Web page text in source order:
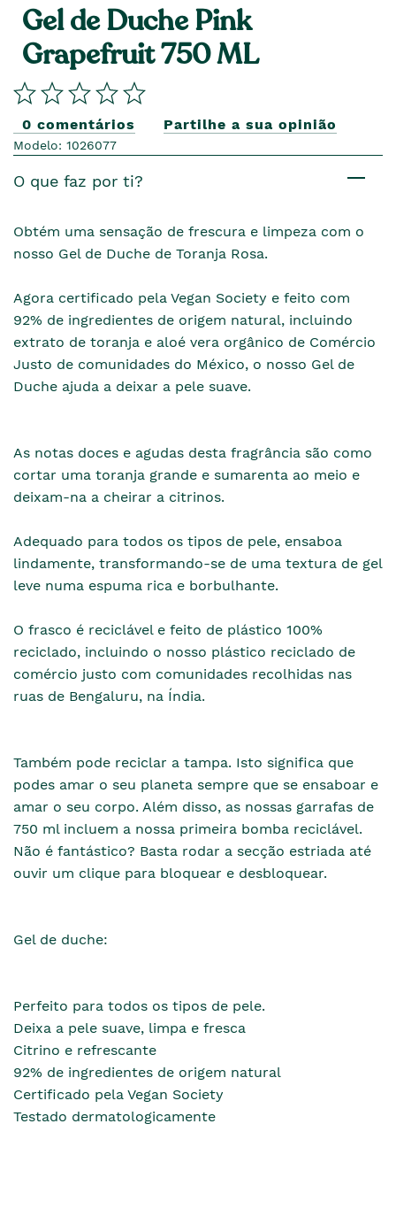
Gel de Duche Pink
Grapefruit 750 ML
0 comentários Partilhe a sua opinião
Modelo: 1026077
O que faz por ti?
Obtém uma sensação de frescura e limpeza com o
nosso Gel de Duche de Toranja Rosa.
Agora certificado pela Vegan Society e feito com
92% de ingredientes de origem natural, incluindo
extrato de toranja e aloé vera orgânico de Comércio
Justo de comunidades do México, o nosso Gel de
Duche ajuda a deixar a pele suave.
As notas doces e agudas desta fragrância são como
cortar uma toranja grande e sumarenta ao meio e
deixam-na a cheirar a citrinos.
Adequado para todos os tipos de pele, ensaboa
lindamente, transformando-se de uma textura de gel
leve numa espuma rica e borbulhante.
O frasco é reciclável e feito de plástico 100%
reciclado, incluindo o nosso plástico reciclado de
comércio justo com comunidades recolhidas nas
ruas de Bengaluru, na Índia.
Também pode reciclar a tampa. Isto significa que
podes amar o seu planeta sempre que se ensaboar e
amar o seu corpo. Além disso, as nossas garrafas de
750 ml incluem a nossa primeira bomba reciclável.
Não é fantástico? Basta rodar a secção estriada até
ouvir um clique para bloquear e desbloquear.
Gel de duche:
Perfeito para todos os tipos de pele.
Deixa a pele suave, limpa e fresca
Citrino e refrescante
92% de ingredientes de origem natural
Certificado pela Vegan Society
Testado dermatologicamente